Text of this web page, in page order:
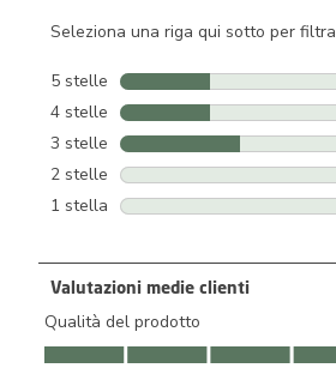
Seleziona una riga qui sotto per
5 stelle stelle
4 stelle stelle
3 stelle stelle
2 stelle stelle
1 stella stelle
Valutazioni medie clienti
Qualità del prodotto
Qualità del prodotto, 4.3 su 5